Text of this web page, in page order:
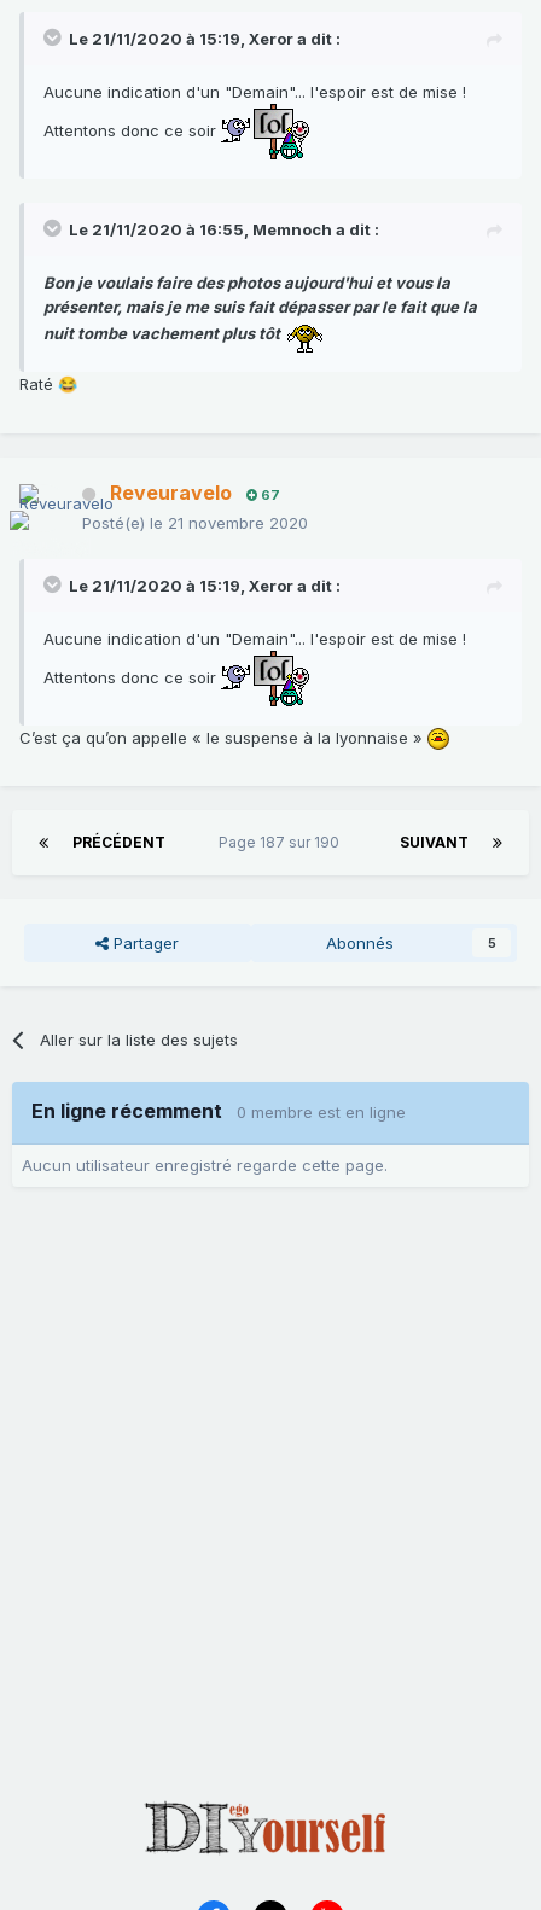
Le 21/11/2020 à 15:19, Xerora dit :
Aucune indication d'un "Demain"... l'espoir est de mise !
Attentons donc ce soir
Le 21/11/2020 à 16:55, Memnoch a dit :
Bon je voulais faire des photos aujourd'hui et vous la
présenter, mais je me suis fait dépasser par le fait que la
nuit tombe vachement plus tôt
Raté 😂
Reveuravelo 67
Posté(e) le 21 novembre 2020
Le 21/11/2020 à 15:19, Xerora dit :
Aucune indication d'un "Demain"... l'espoir est de mise !
Attentons donc ce soir
C’est ça qu’on appelle « le suspense à la lyonnaise »
PRÉCÉDENT SUIVANT
Page 187 sur 190
Partager Abonnés 5
Aller sur la liste des sujets
En ligne récemment 0 membre est en ligne
Aucun utilisateur enregistré regarde cette page.